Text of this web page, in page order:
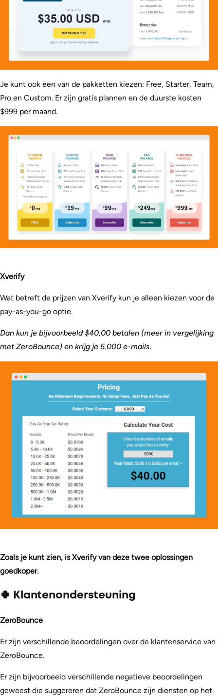
Je kunt ook een van de pakketten kiezen: Free, Starter, Team,
Pro en Custom. Er zijn gratis plannen en de duurste kosten
$999 per maand.
Xverify
Wat betreft de prijzen van Xverify kun je alleen kiezen voor de
pay-as-you-go optie.
Dan kun je bijvoorbeeld $40,00 betalen (meer in vergelijking
met ZeroBounce) en krijg je 5.000 e-mails.
Zoals je kunt zien, is Xverify van deze twee oplossingen
goedkoper.
🍀 Klantenondersteuning
ZeroBounce
Er zijn verschillende beoordelingen over de klantenservice van
ZeroBounce.
Er zijn bijvoorbeeld verschillende negatieve beoordelingen
geweest die suggereren dat ZeroBounce zijn diensten op het